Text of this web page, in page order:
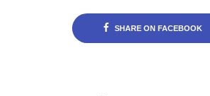
SHARE ON FACEBOOK